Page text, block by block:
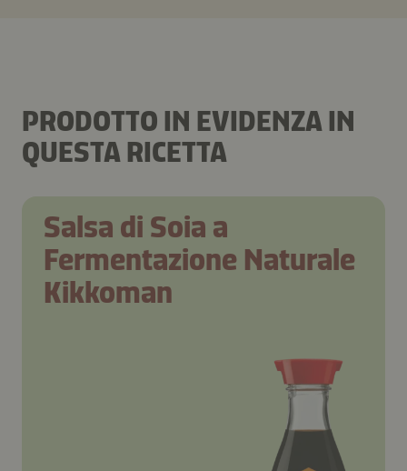
PRODOTTO IN EVIDENZA IN
QUESTA RICETTA
Salsa di Soia a
Fermentazione Naturale
Kikkoman